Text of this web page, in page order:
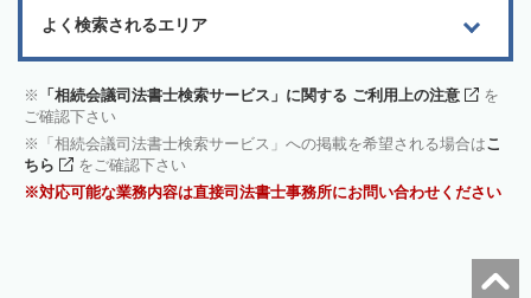
よく検索されるエリア
「相続会議司法書士検索サービス」に関する ご利用上の注意
を
ご確認下さい
「相続会議司法書士検索サービス」への掲載を希望される場合はこ
ちら
をご確認下さい
対応可能な業務内容は直接司法書士事務所にお問い合わせください